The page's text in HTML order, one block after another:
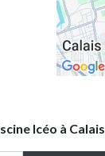
Icéo à Calais